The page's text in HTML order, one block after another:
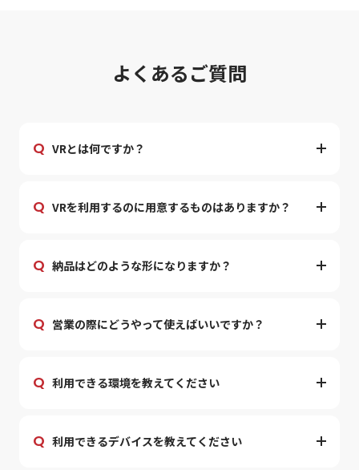
よ く あるご質問
Q VRとは何ですか？
Q VRを利用するのに用意するものはありますか？
Q 納品はどのような形になりますか？
Q 営業の際にどうやって使えばいいですか？
Q 利用できる環境を教えてください
Q 利用できるデバイスを教えてください